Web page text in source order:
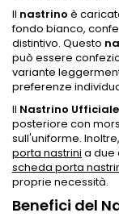
Il nastrino è
fondo bianco,
distintivo. Questo
può essere
variante
preferenze
Il Nastrino
posteriore con
sull'uniforme.
porta nastrini a due
scheda porta
proprie necessità.
Benefici del